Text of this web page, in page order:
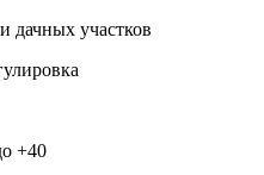
дачных участков
+40